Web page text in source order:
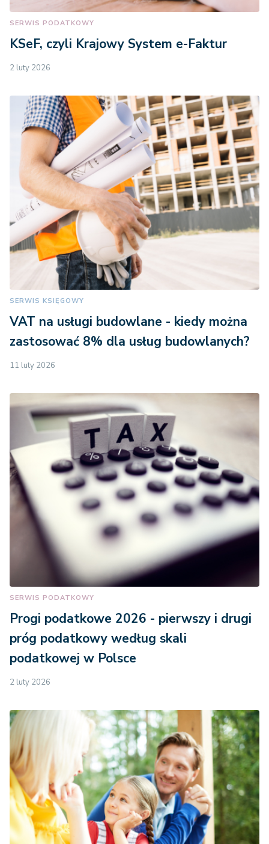
SERWIS PODATKOWY
KSeF, czyli Krajowy System e-Faktur
2 luty 2026
SERWIS KSIĘGOWY
VAT na usługi budowlane - kiedy można
zastosować 8% dla usług budowlanych?
11 luty 2026
SERWIS PODATKOWY
Progi podatkowe 2026 - pierwszy i drugi
próg podatkowy według skali
podatkowej w Polsce
2 luty 2026